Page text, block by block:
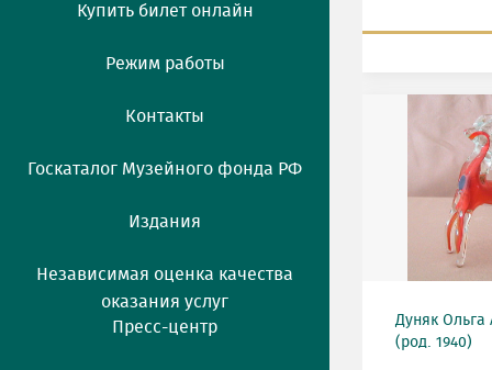
Купить билет онлайн
Режим работы
Контакты
Госкаталог Музейного фонда РФ
Издания
Независимая оценка качества
оказания услуг
Пресс-центр
Дуняк Ольга
(род. 1940)